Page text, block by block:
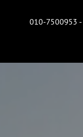
010-7500953 -